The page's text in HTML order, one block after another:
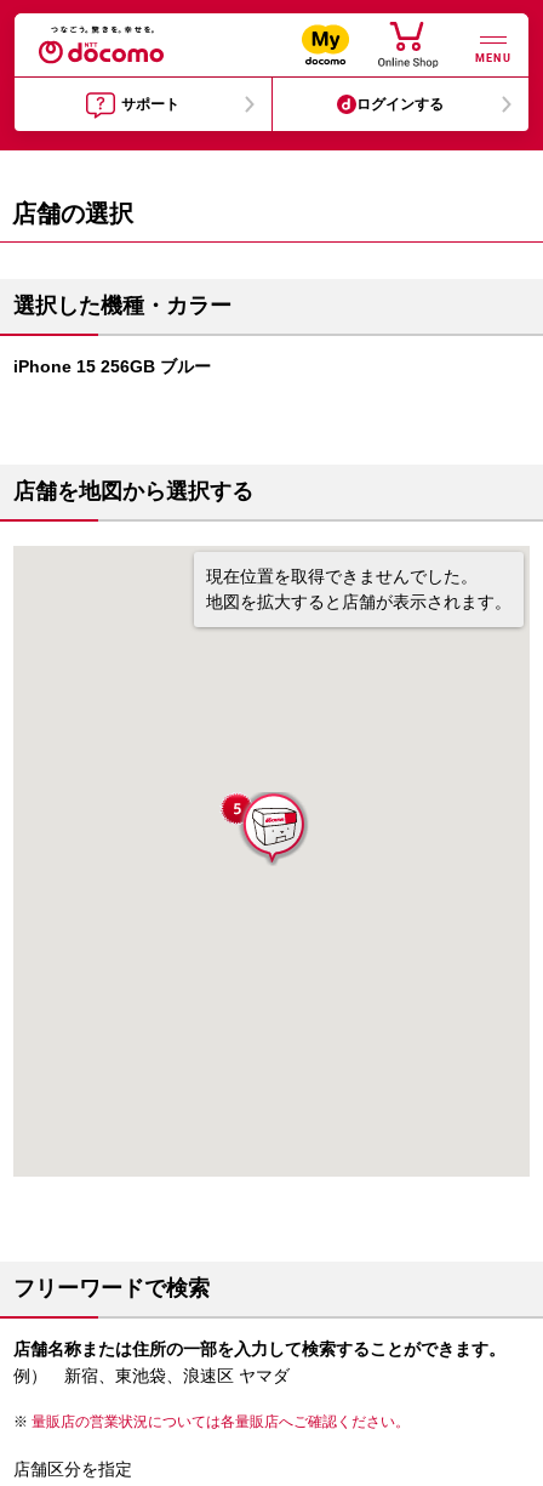
MENU
サポート ログインする
店舗の選択
選択した機種・カラー
iPhone 15 256GB ブルー
店舗を地図から選択する
現在位置を取得できませんでした。
地図を拡大すると店舗が表示されます。
フリーワードで検索
店舗名称または住所の一部を入力して検索することができます。
例） 新宿、東池袋、浪速区 ヤマダ
量販店の営業状況については各量販店へご確認ください。
店舗区分を指定